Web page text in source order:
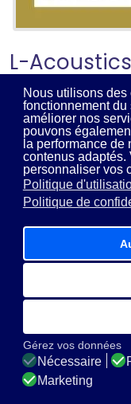
Nous utilisons
fonctionnement
améliorer nos
pouvons
la performance de
contenus adaptés.
personnaliser vos
Politique
Politique de
Gérez vos données
Nécessaire
Marketing
L-Acoustics
montrer les
Mentions légales